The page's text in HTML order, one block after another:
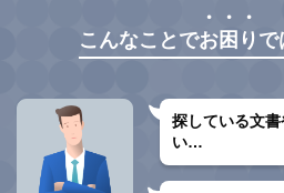
こんなことでお困り
・・・
で
探している文書
い…